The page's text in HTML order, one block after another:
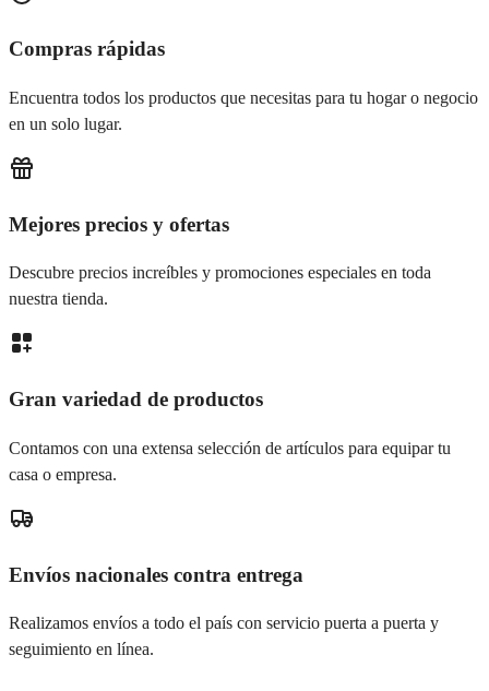
Compras rápidas
Encuentra todos los productos que necesitas para tu hogar o negocio
en un solo lugar.
Mejores precios y ofertas
Descubre precios increíbles y promociones especiales en toda
nuestra tienda.
Gran variedad de productos
Contamos con una extensa selección de artículos para equipar tu
casa o empresa.
Envíos nacionales contra entrega
Realizamos envíos a todo el país con servicio puerta a puerta y
seguimiento en línea.